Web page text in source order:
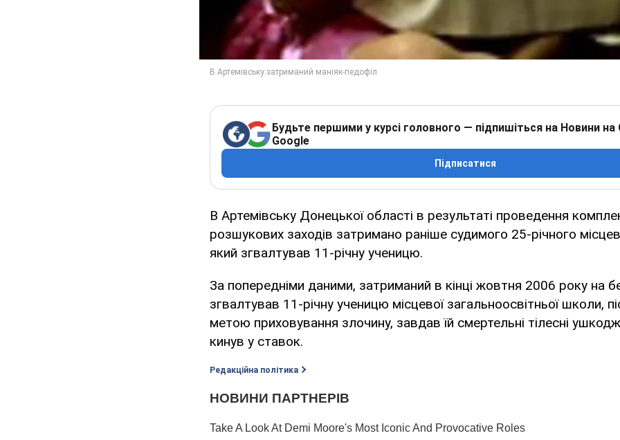
Будьте першими у курсі головного — підпишіться на Новини на
Google
Підписатися
В Артемівську Донецької області в результаті проведення
розшукових заходів затримано раніше судимого 25-річного
який згвалтував 11-річну ученицю.
За попередніми даними, затриманий в кінці жовтня 2006 року на
згвалтував 11-річну ученицю місцевої загальноосвітньої школи,
метою приховування злочину, завдав їй смертельні тілесні
кинув у ставок.
Редакційна політика